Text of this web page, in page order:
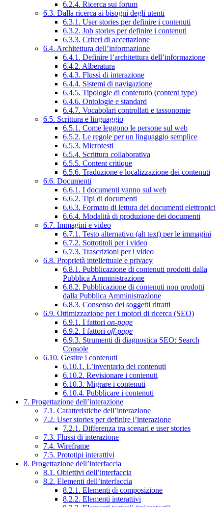
6.2.4. Ricerca sui forum
6.3. Dalla ricerca ai bisogni degli utenti
6.3.1. User stories per definire i contenuti
6.3.2. Job stories per definire i contenuti
6.3.3. Criteri di accettazione
6.4. Architettura dell’informazione
6.4.1. Definire l’architettura dell’informazione
6.4.2. Alberatura
6.4.3. Flussi di interazione
6.4.4. Sistemi di navigazione
6.4.5. Tipologie di contenuto (content type)
6.4.6. Ontologie e standard
6.4.7. Vocabolari controllati e tassonomie
6.5. Scrittura e linguaggio
6.5.1. Come leggono le persone sul web
6.5.2. Le regole per un linguaggio semplice
6.5.3. Microtesti
6.5.4. Scrittura collaborativa
6.5.5. Content critique
6.5.6. Traduzione e localizzazione dei contenuti
6.6. Documenti
6.6.1. I documenti vanno sul web
6.6.2. Tipi di documenti
6.6.3. Formato di lettura dei documenti elettronici
6.6.4. Modalità di produzione dei documenti
6.7. Immagini e video
6.7.1. Testo alternativo (alt text) per le immagini
6.7.2. Sottotitoli per i video
6.7.3. Trascrizioni per i video
6.8. Proprietà intellettuale e privacy
6.8.1. Pubblicazione di contenuti prodotti dalla
Pubblica Amministrazione
6.8.2. Pubblicazione di contenuti non prodotti
dalla Pubblica Amministrazione
6.8.3. Consenso dei soggetti ritratti
6.9. Ottimizzazione per i motori di ricerca (SEO)
6.9.1. I fattori on-page
6.9.2. I fattori off-page
6.9.3. Strumenti di diagnostica SEO: Search
Console
6.10. Gestire i contenuti
6.10.1. L’inventario dei contenuti
6.10.2. Revisionare i contenuti
6.10.3. Migrare i contenuti
6.10.4. Pubblicare i contenuti
7. Progettazione dell’interazione
7.1. Caratteristiche dell’interazione
7.2. User stories per definire l’interazione
7.2.1. Differenza tra scenari e user stories
7.3. Flussi di interazione
7.4. Wireframe
7.5. Prototipi interattivi
8. Progettazione dell’interfaccia
8.1. Obiettivi dell’interfaccia
8.2. Elementi dell’interfaccia
8.2.1. Elementi di composizione
8.2.2. Elementi interattivi